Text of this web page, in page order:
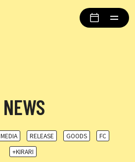
NEWS
MEDIA RELEASE GOODS
FC
+KIRARI